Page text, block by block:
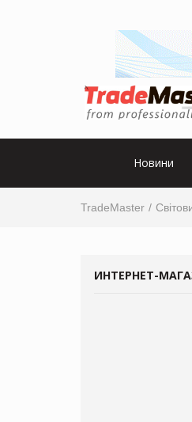
Новини
TradeMaster
ИНТЕРНЕТ-